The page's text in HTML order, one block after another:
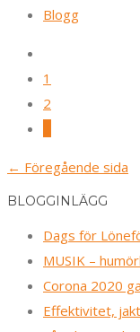
Blogg
1
2
← Föregående sida
BLOGGINLÄGG
Dags för
MUSIK –
Corona 2020
Effektivitet,